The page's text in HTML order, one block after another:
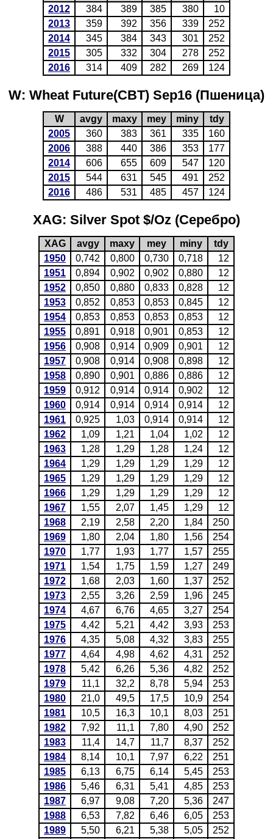
2012
384 389 385 380
10
2013
359 392 356 339
252
2014
345 384 343 301
252
2015
305 332 304 278
252
2016
314 409 282 269 124
W: Wheat Future(CBT) Sep16 (Пшеница)
W avgy maxy mey miny
tdy
2005
360 383 361 335
160
2006
388 440 386 353
177
2014
606 655 609 547
120
2015
544 631 545 491
252
2016
486 531 485 457 124
XAG: Silver Spot $/Oz (Серебро)
XAG avgy maxy mey miny
tdy
1950
0,742 0,800 0,730 0,718
12
1951
0,894 0,902 0,902 0,880
12
1952
0,850 0,880 0,833 0,828
12
1953
0,852 0,853 0,853 0,845
12
1954
0,853 0,853 0,853 0,853
12
1955
0,891 0,918 0,901 0,853
12
1956
0,908 0,914 0,909 0,901
12
1957
0,908 0,914 0,908 0,898
12
1958
0,890 0,901 0,886 0,886
12
1959
0,912 0,914 0,914 0,902
12
1960
0,914 0,914 0,914 0,914
12
1961
0,925 1,03 0,914 0,914
12
1962
1,09 1,21 1,04 1,02
12
1963
1,28 1,29 1,28 1,24
12
1964
1,29 1,29 1,29 1,29
12
1965
1,29 1,29 1,29 1,29
12
1966
1,29 1,29 1,29 1,29
12
1967
1,55 2,07 1,45 1,29
12
1968
2,19 2,58 2,20 1,84
250
1969
1,80 2,04 1,80 1,56
254
1970
1,77 1,93 1,77 1,57
255
1971
1,54 1,75 1,59 1,27
249
1972
1,68 2,03 1,60 1,37
252
1973
2,55 3,26 2,59 1,96
245
1974
4,67 6,76 4,65 3,27
254
1975
4,42 5,21 4,42 3,93
253
1976
4,35 5,08 4,32 3,83
255
1977
4,64 4,98 4,62 4,31
252
1978
5,42 6,26 5,36 4,82
252
1979
11,1 32,2 8,78 5,94
253
1980
21,0 49,5 17,5 10,9
254
1981
10,5 16,3 10,1 8,03
251
1982
7,92 11,1 7,80 4,90
252
1983
11,4 14,7 11,7 8,37
252
1984
8,14 10,1 7,97 6,22
251
1985
6,13 6,75 6,14 5,45
253
1986
5,46 6,31 5,41 4,85
253
1987
6,97 9,08 7,20 5,36
247
1988
6,53 7,82 6,46 6,05
253
1989
5,50 6,21 5,38 5,05 252